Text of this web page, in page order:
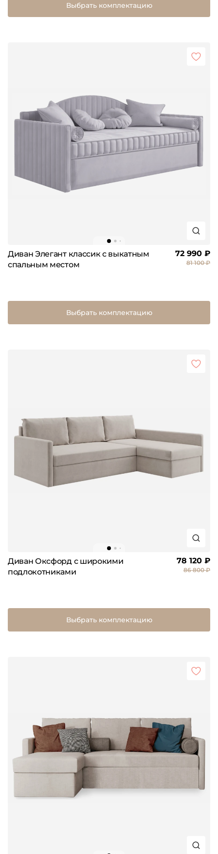
Выбрать комплектацию
Диван Элегант классик с выкатным
спальным местом
72 990 ₽
81 100 ₽
Выбрать комплектацию
Диван Оксфорд с широкими
подлокотниками
78 120 ₽
86 800 ₽
Выбрать комплектацию